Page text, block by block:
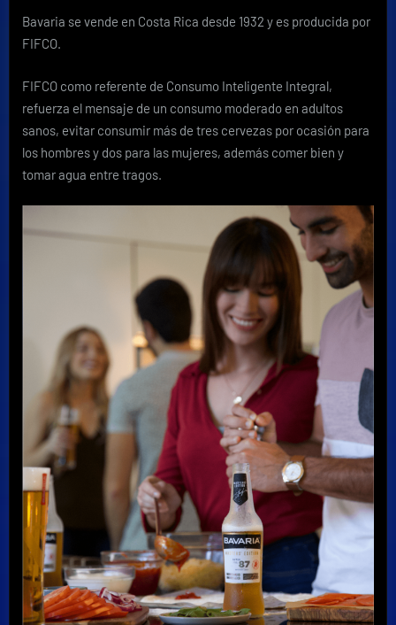
Bavaria se vende en Costa Rica desde 1932 y es producida por
FIFCO.
FIFCO como referente de Consumo Inteligente Integral,
refuerza el mensaje de un consumo moderado en adultos
sanos, evitar consumir más de tres cervezas por ocasión para
los hombres y dos para las mujeres, además comer bien y
tomar agua entre tragos.